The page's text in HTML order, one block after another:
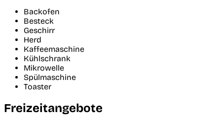
Backofen
Besteck
Geschirr
Herd
Kaffeemaschine
Kühlschrank
Mikrowelle
Spülmaschine
Toaster
Freizeitangebote